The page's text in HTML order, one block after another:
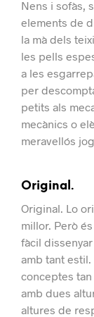
Nens i sofàs,
elements de
la mà dels
les pells
a les
per
petits als
mecànics o
meravellós
Original.
Original. Lo
millor. Però
fàcil
amb tant estil.
conceptes
amb dues
altures de